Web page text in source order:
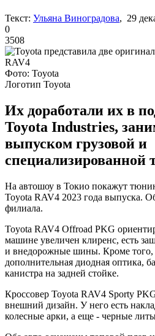
Текст: Ульяна Виноградова, 29
0
3508
Фото: Toyota
Логотип Toyota
Их доработали их в
Toyota Industries,
выпуском грузовой и
специализированной
На автошоу в Токио покажут
Toyota RAV4 2023 года выпуска.
филиала.
Toyota RAV4 Offroad PKG
машине увеличен клиренс, есть
и внедорожные шины. Кроме того,
дополнительная диодная оптика,
канистра на задней стойке.
Кроссовер Toyota RAV4 Sporty
внешний дизайн. У него есть
колесные арки, а еще - черные